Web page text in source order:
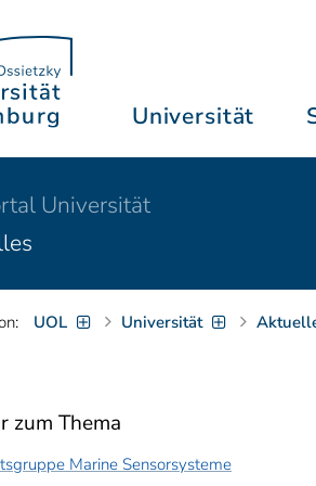
Universität
Universität
UOL Universität
zum Thema
Marine Sensorsysteme